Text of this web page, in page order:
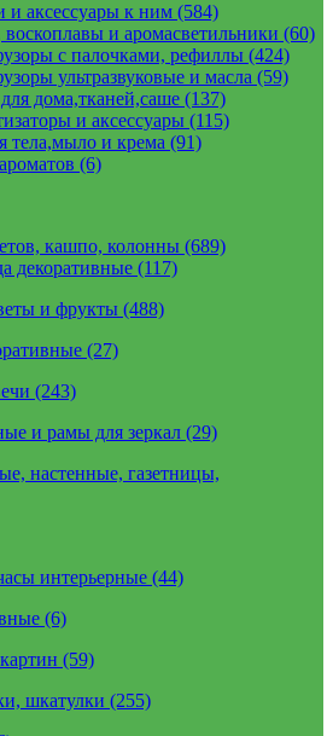
и аксессуары к ним (584)
и аромасветильники (60)
с палочками, рефиллы (424)
ультразвуковые и масла (59)
дома,тканей,саше (137)
и аксессуары (115)
тела,мыло и крема (91)
(6)
кашпо, колонны (689)
декоративные (117)
и фрукты (488)
(27)
(243)
и рамы для зеркал (29)
настенные, газетницы,
интерьерные (44)
(6)
(59)
шкатулки (255)